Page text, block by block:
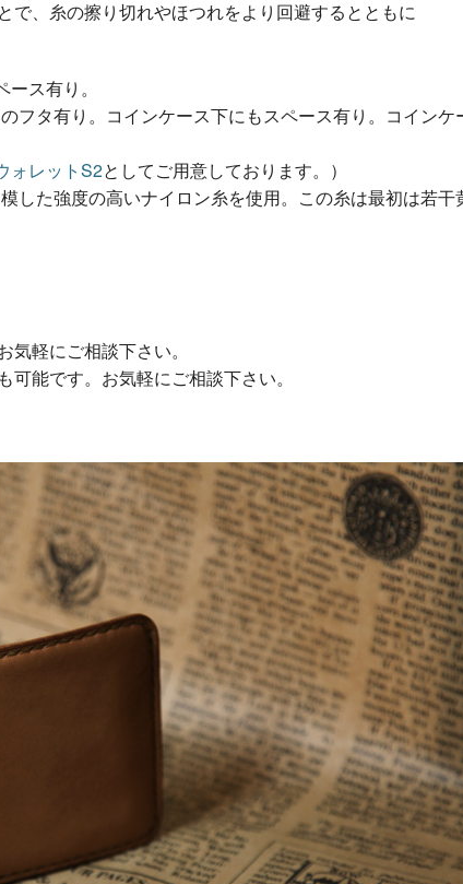
で、糸の擦り切れやほつれをより回避するとともに
ス有り。
フタ有り。コインケース下にもスペース有り。コインケ
ォレットS2としてご用意しております。）
した強度の高いナイロン糸を使用。この糸は最初は若
軽にご相談下さい。
能です。お気軽にご相談下さい。